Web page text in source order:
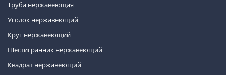
Труба нержавеющая
Уголок нержавеющий
Круг нержавеющий
Шестигранник нержавеющий
Квадрат нержавеющий